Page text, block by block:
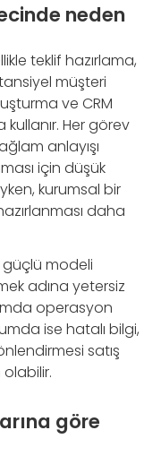
neden
teklif hazırlama,
müşteri
ve CRM
Her görev
anlayışı
için düşük
kurumsal bir
daha
güçlü modeli
adına yetersiz
operasyon
ise hatalı bilgi,
satış
olabilir.
göre